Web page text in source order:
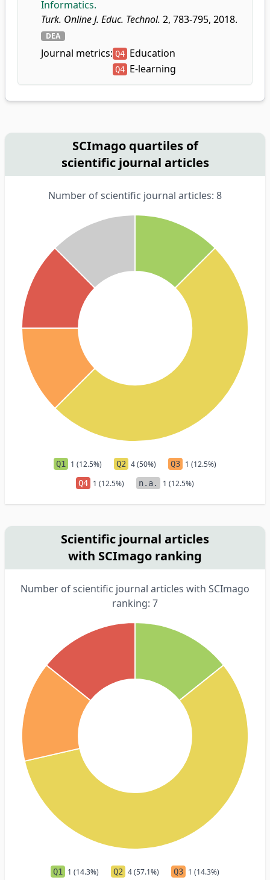
Informatics.
Turk. Online J. Educ. Technol. 2, 783-795, 2018.
DEA
Journal metrics: Q4 Education
Q4 E-learning
SCImago quartiles of
scientific journal articles
Number of scientific journal articles: 8
Q1 1 (12.5%) Q2 4 (50%) Q3 1 (12.5%)
Q4 1 (12.5%) n.a. 1 (12.5%)
Scientific journal articles
with SCImago ranking
Number of scientific journal articles with SCImago
ranking: 7
Q1 1 (14.3%) Q2 4 (57.1%) Q3 1 (14.3%)